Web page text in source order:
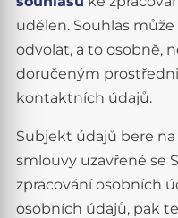
udělen. Souhlas
odvolat, a to osobně,
doručeným
kontaktních údajů.
Subjekt údajů bere
smlouvy uzavřené se
zpracování osobních
osobních údajů, pak